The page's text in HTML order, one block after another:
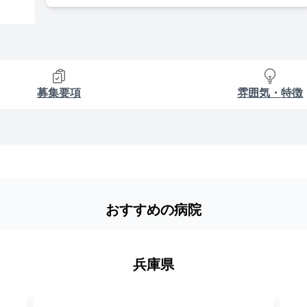
募集要項 雰囲気・特徴
おすすめの病院
兵庫県